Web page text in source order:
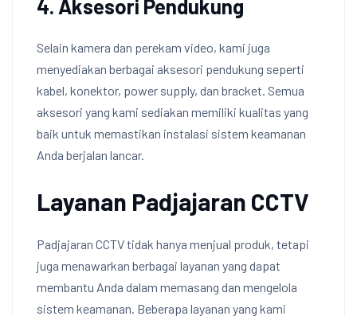
4. Aksesori Pendukung
Selain kamera dan perekam video, kami juga
menyediakan berbagai aksesori pendukung seperti
kabel, konektor, power supply, dan bracket. Semua
aksesori yang kami sediakan memiliki kualitas yang
baik untuk memastikan instalasi sistem keamanan
Anda berjalan lancar.
Layanan Padjajaran CCTV
Padjajaran CCTV tidak hanya menjual produk, tetapi
juga menawarkan berbagai layanan yang dapat
membantu Anda dalam memasang dan mengelola
sistem keamanan. Beberapa layanan yang kami